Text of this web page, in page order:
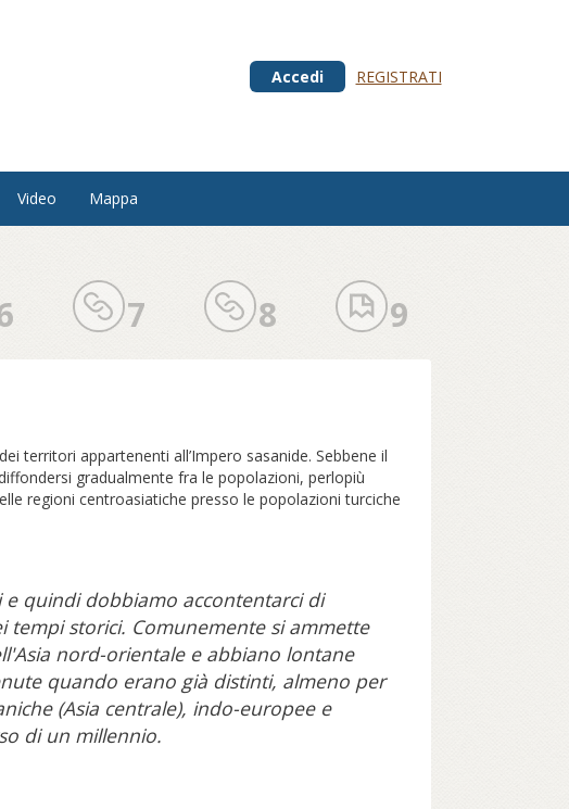
Accedi REGISTRATI
Video Mappa
7 8 9
territori appartenenti all’Impero sasanide. Sebbene il
gradualmente fra le popolazioni, perlopiù
regioni centroasiatiche presso le popolazioni turciche
quindi dobbiamo accontentarci di
tempi storici. Comunemente si ammette
nord-orientale e abbiano lontane
quando erano già distinti, almeno per
(Asia centrale), indo-europee e
di un millennio.